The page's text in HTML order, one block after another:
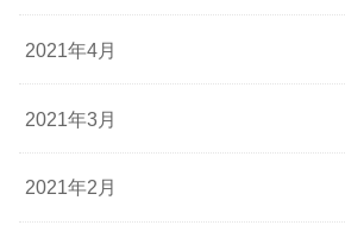
2021年4月
2021年3月
2021年2月